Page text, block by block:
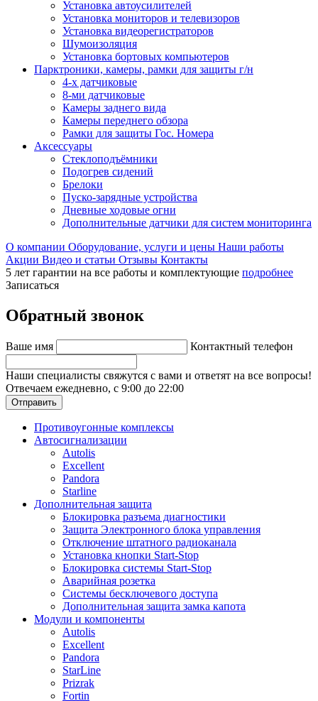
Установка автоусилителей
Установка мониторов и телевизоров
Установка видеорегистраторов
Шумоизоляция
Установка бортовых компьютеров
Парктроники, камеры, рамки для защиты г/н
4-х датчиковые
8-ми датчиковые
Камеры заднего вида
Камеры переднего обзора
Рамки для защиты Гос. Номера
Аксессуары
Стеклоподъёмники
Подогрев сидений
Брелоки
Пуско-зарядные устройства
Дневные ходовые огни
Дополнительные датчики для систем мониторинга
О компании Оборудование, услуги и цены Наши работы
Акции Видео и статьи Отзывы Контакты
5 лет гарантии на все работы и комплектующие подробнее
Записаться
Обратный звонок
Ваше имя Контактный телефон
Наши специалисты свяжутся с вами и ответят на все вопросы!
Отвечаем ежедневно, с 9:00 до 22:00
Отправить
Противоугонные комплексы
Автосигнализации
Autolis
Excellent
Pandora
Starline
Дополнительная защита
Блокировка разъема диагностики
Защита Электронного блока управления
Отключение штатного радиоканала
Установка кнопки Start-Stop
Блокировка системы Start-Stop
Аварийная розетка
Системы бесключевого доступа
Дополнительная защита замка капота
Модули и компоненты
Autolis
Excellent
Pandora
StarLine
Prizrak
Fortin